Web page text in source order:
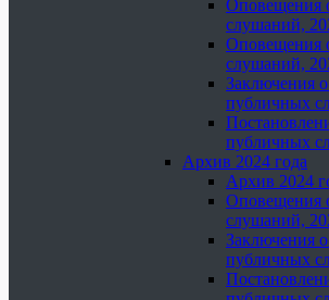
Оповещения
слушаний,
Оповещения
слушаний,
Заключения о
публичных
публичных
Архив 2024 года
Архив 2024
Оповещения
слушаний,
Заключения о
публичных